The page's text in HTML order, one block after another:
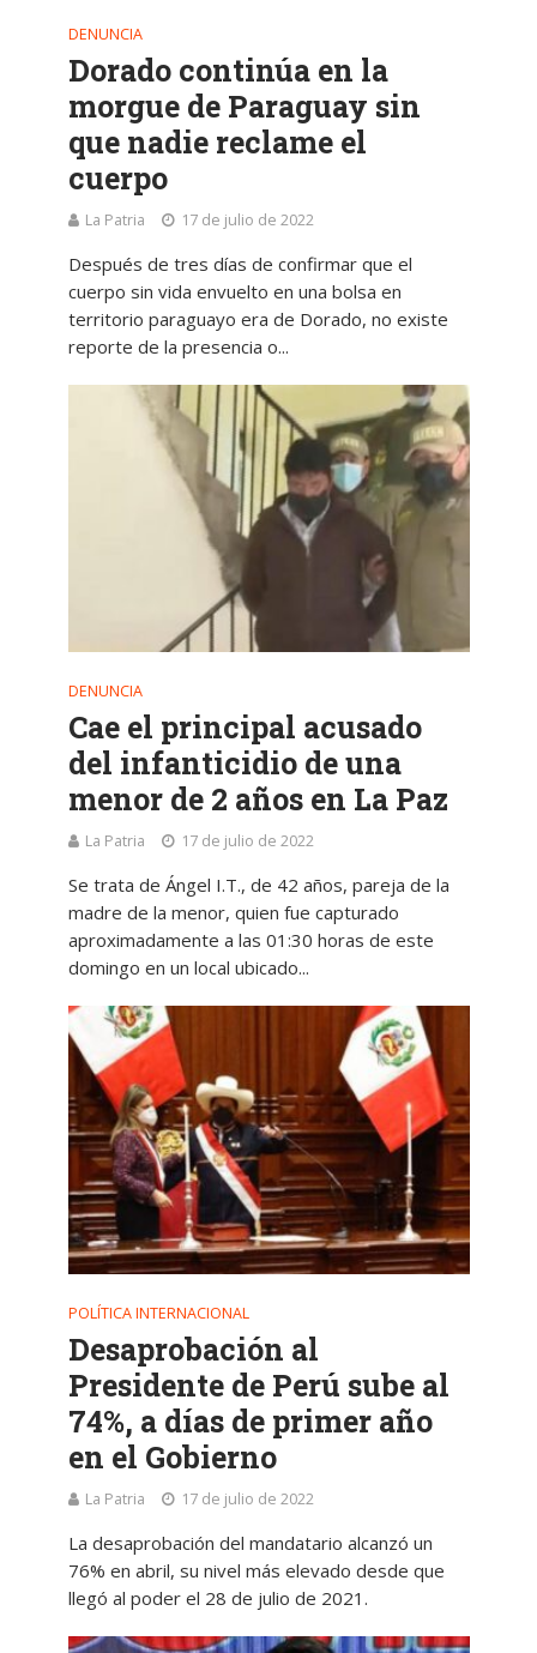
DENUNCIA
Dorado continúa en la
morgue de Paraguay sin
que nadie reclame el
cuerpo
La Patria 17 de julio de 2022
Después de tres días de confirmar que el
cuerpo sin vida envuelto en una bolsa en
territorio paraguayo era de Dorado, no existe
reporte de la presencia o...
DENUNCIA
Cae el principal acusado
del infanticidio de una
menor de 2 años en La Paz
La Patria 17 de julio de 2022
Se trata de Ángel I.T., de 42 años, pareja de la
madre de la menor, quien fue capturado
aproximadamente a las 01:30 horas de este
domingo en un local ubicado...
POLÍTICA INTERNACIONAL
Desaprobación al
Presidente de Perú sube al
74%, a días de primer año
en el Gobierno
La Patria 17 de julio de 2022
La desaprobación del mandatario alcanzó un
76% en abril, su nivel más elevado desde que
llegó al poder el 28 de julio de 2021.